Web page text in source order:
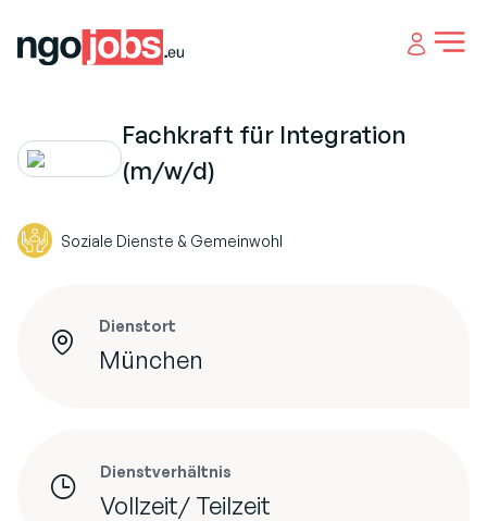
Open
Fachkraft für Integration
(m/w/d)
Soziale Dienste & Gemeinwohl
Dienstort
München
Dienstverhältnis
Vollzeit/ Teilzeit